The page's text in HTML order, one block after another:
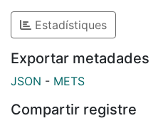
données de type
(sismique à réfraction et
montre que l'unité
d'origine fluvio-deltaïque,
vitesse sismique
effectuée pour la première
Estadístiques
Exportar metadades
JSON - METS
Compartir registre